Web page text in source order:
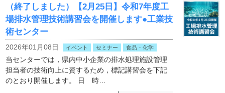
（終了しました）【2月25日】令和7年度工
場排水管理技術講習会を開催します●工業技
術センター
2026年01月08日 イベント セミナー 食品・化学
当センターでは，県内中小企業の排水処理施設管理
担当者の技術向上に資するため，標記講習会を下記
のとおり開催します。 日 時…